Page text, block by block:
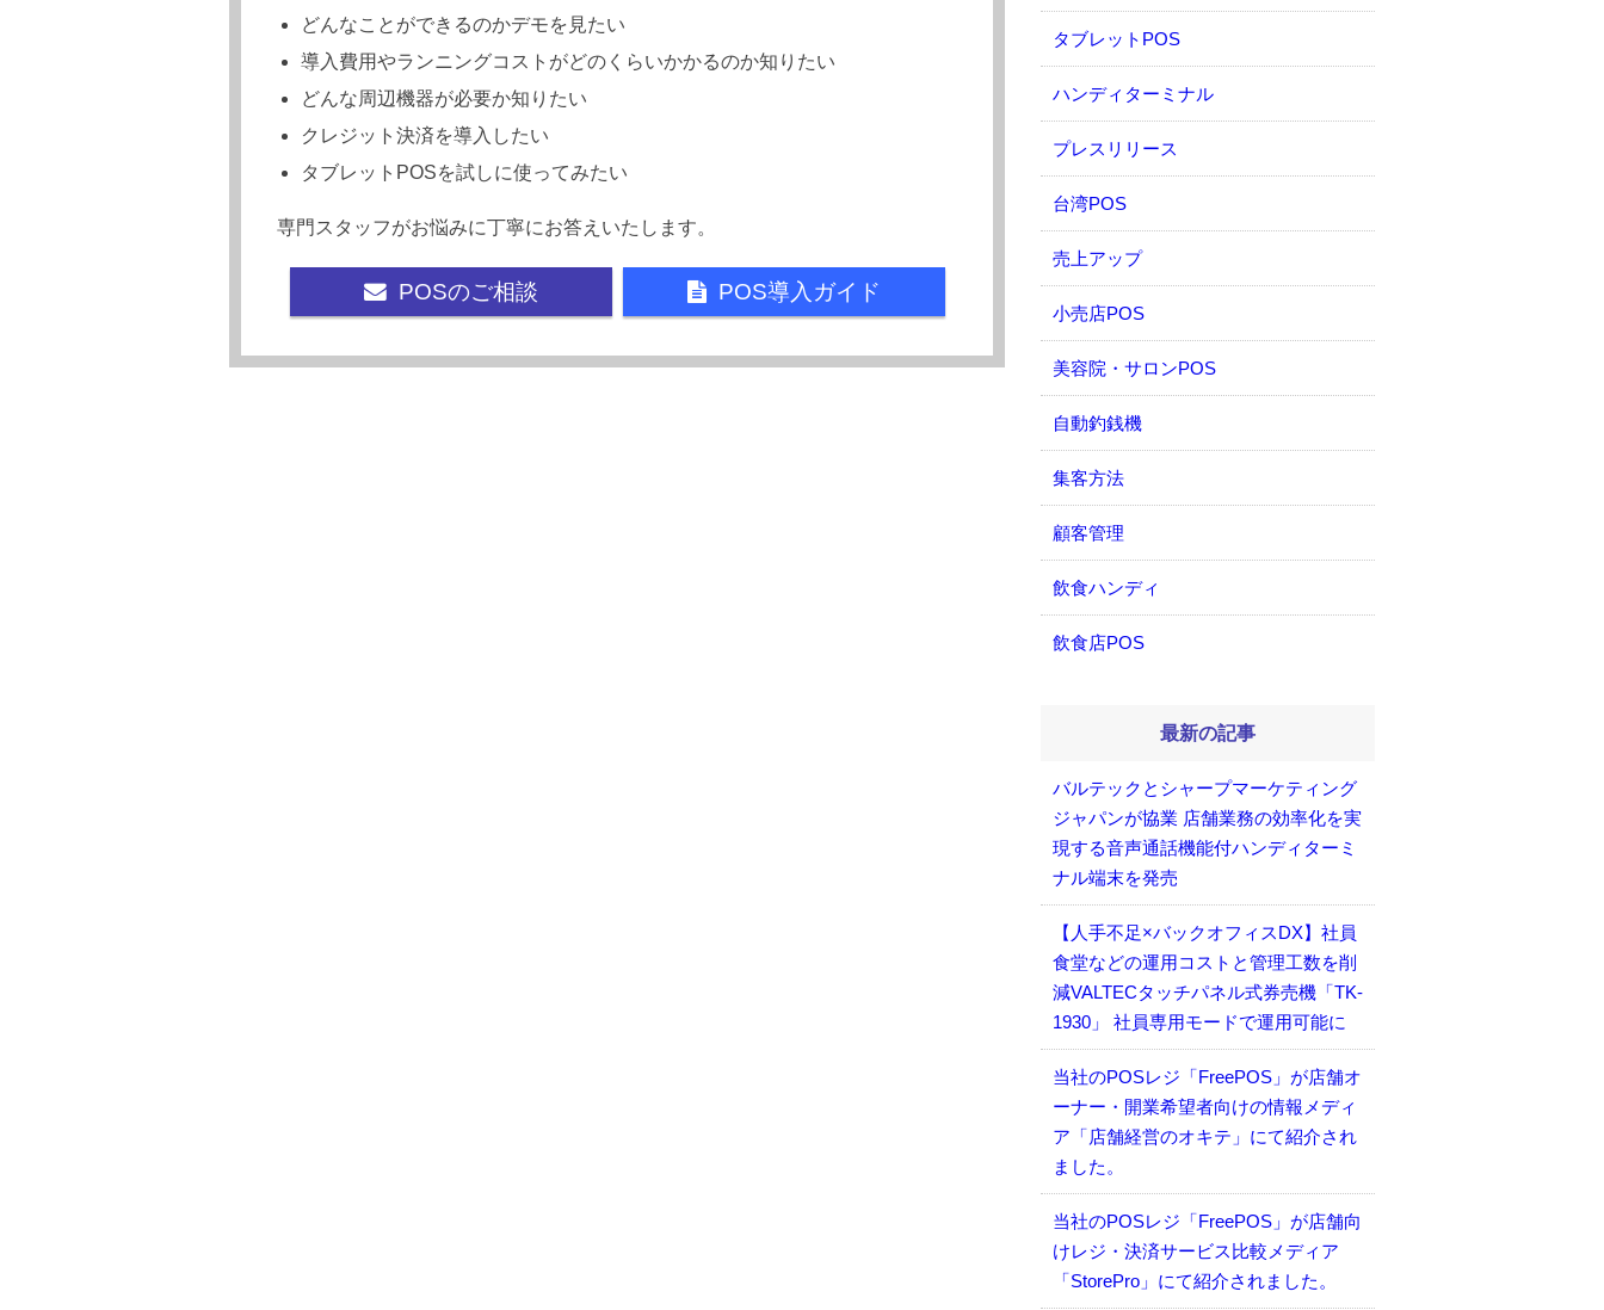
どんなことができるのかデモを見たい
導入費用やランニングコストがどのくらいかかるのか知りたい
どんな周辺機器が必要か知りたい
クレジット決済を導入したい
タブレットPOSを試しに使ってみたい
専門スタッフがお悩みに丁寧にお答えいたします。
POS導入ガイド
POSのご相談
タブレットPOS
ハンディターミナル
プレスリリース
台湾POS
売上アップ
小売店POS
美容院・サロンPOS
自動釣銭機
集客方法
顧客管理
飲食ハンディ
飲食店POS
最新の記事
バルテックとシャープマーケティング
ジャパンが協業 店舗業務の効率化を実
現する音声通話機能付ハンディターミ
ナル端末を発売
【人手不足×バックオフィスDX】社員
食堂などの運用コストと管理工数を削
減VALTECタッチパネル式券売機「TK-
1930」 社員専用モードで運用可能に
当社のPOSレジ「FreePOS」が店舗オ
ーナー・開業希望者向けの情報メディ
ア「店舗経営のオキテ」にて紹介され
ました。
当社のPOSレジ「FreePOS」が店舗向
けレジ・決済サービス比較メディア
「StorePro」にて紹介されました。